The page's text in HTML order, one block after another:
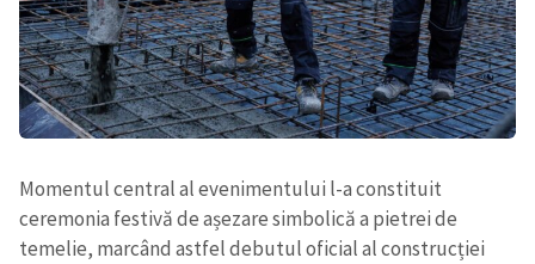
Momentul central al evenimentului l-a constituit
ceremonia festivă de așezare simbolică a pietrei de
temelie, marcând astfel debutul oficial al construcției